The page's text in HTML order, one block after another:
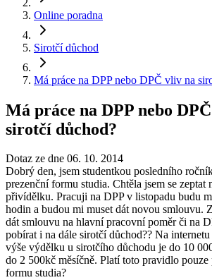
Online poradna
Sirotčí důchod
Má práce na DPP nebo DPČ vliv na
Má práce na DPP nebo
sirotčí důchod?
Dotaz ze dne 06. 10. 2014
Dobrý den, jsem studentkou posledního
prezenční formu studia. Chtěla jsem se zeptat
přivídělku. Pracuji na DPP v listopadu budu
hodin a budou mi muset dát novou smlouvu.
dát smlouvu na hlavní pracovní poměr či na
pobírat i na dále sirotčí důchod?? Na internetu
výše výdělku u sirotčího důchodu je do 10
do 2 500kč měsíčně. Platí toto pravidlo
formu studia?